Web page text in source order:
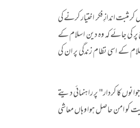
اندازِ فکر اختیار کرنے کی
کی جائے کہ وہ دین اسلام کے
کے اسی نظام زندگی پر ان کی
کا کردار" پر راہنمائی دیتے
کو امن حاصل ہوا وہاں معاشی